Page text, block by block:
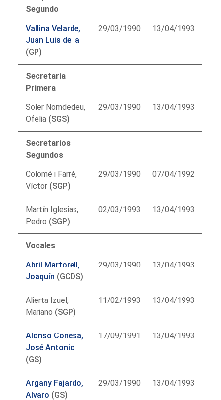
Segundo
Vallina Velarde,
Juan Luis de la
(GP)
29/03/1990 13/04/1993
Secretaria
Primera
Soler Nomdedeu,
Ofelia (SGS)
29/03/1990 13/04/1993
Secretarios
Segundos
Colomé i Farré,
Víctor (SGP)
29/03/1990 07/04/1992
Martín Iglesias,
Pedro (SGP)
02/03/1993 13/04/1993
Vocales
Abril Martorell,
Joaquín (GCDS)
29/03/1990 13/04/1993
Alierta Izuel,
Mariano (SGP)
11/02/1993 13/04/1993
Alonso Conesa,
José Antonio
(GS)
17/09/1991 13/04/1993
Argany Fajardo,
Alvaro (GS)
29/03/1990 13/04/1993